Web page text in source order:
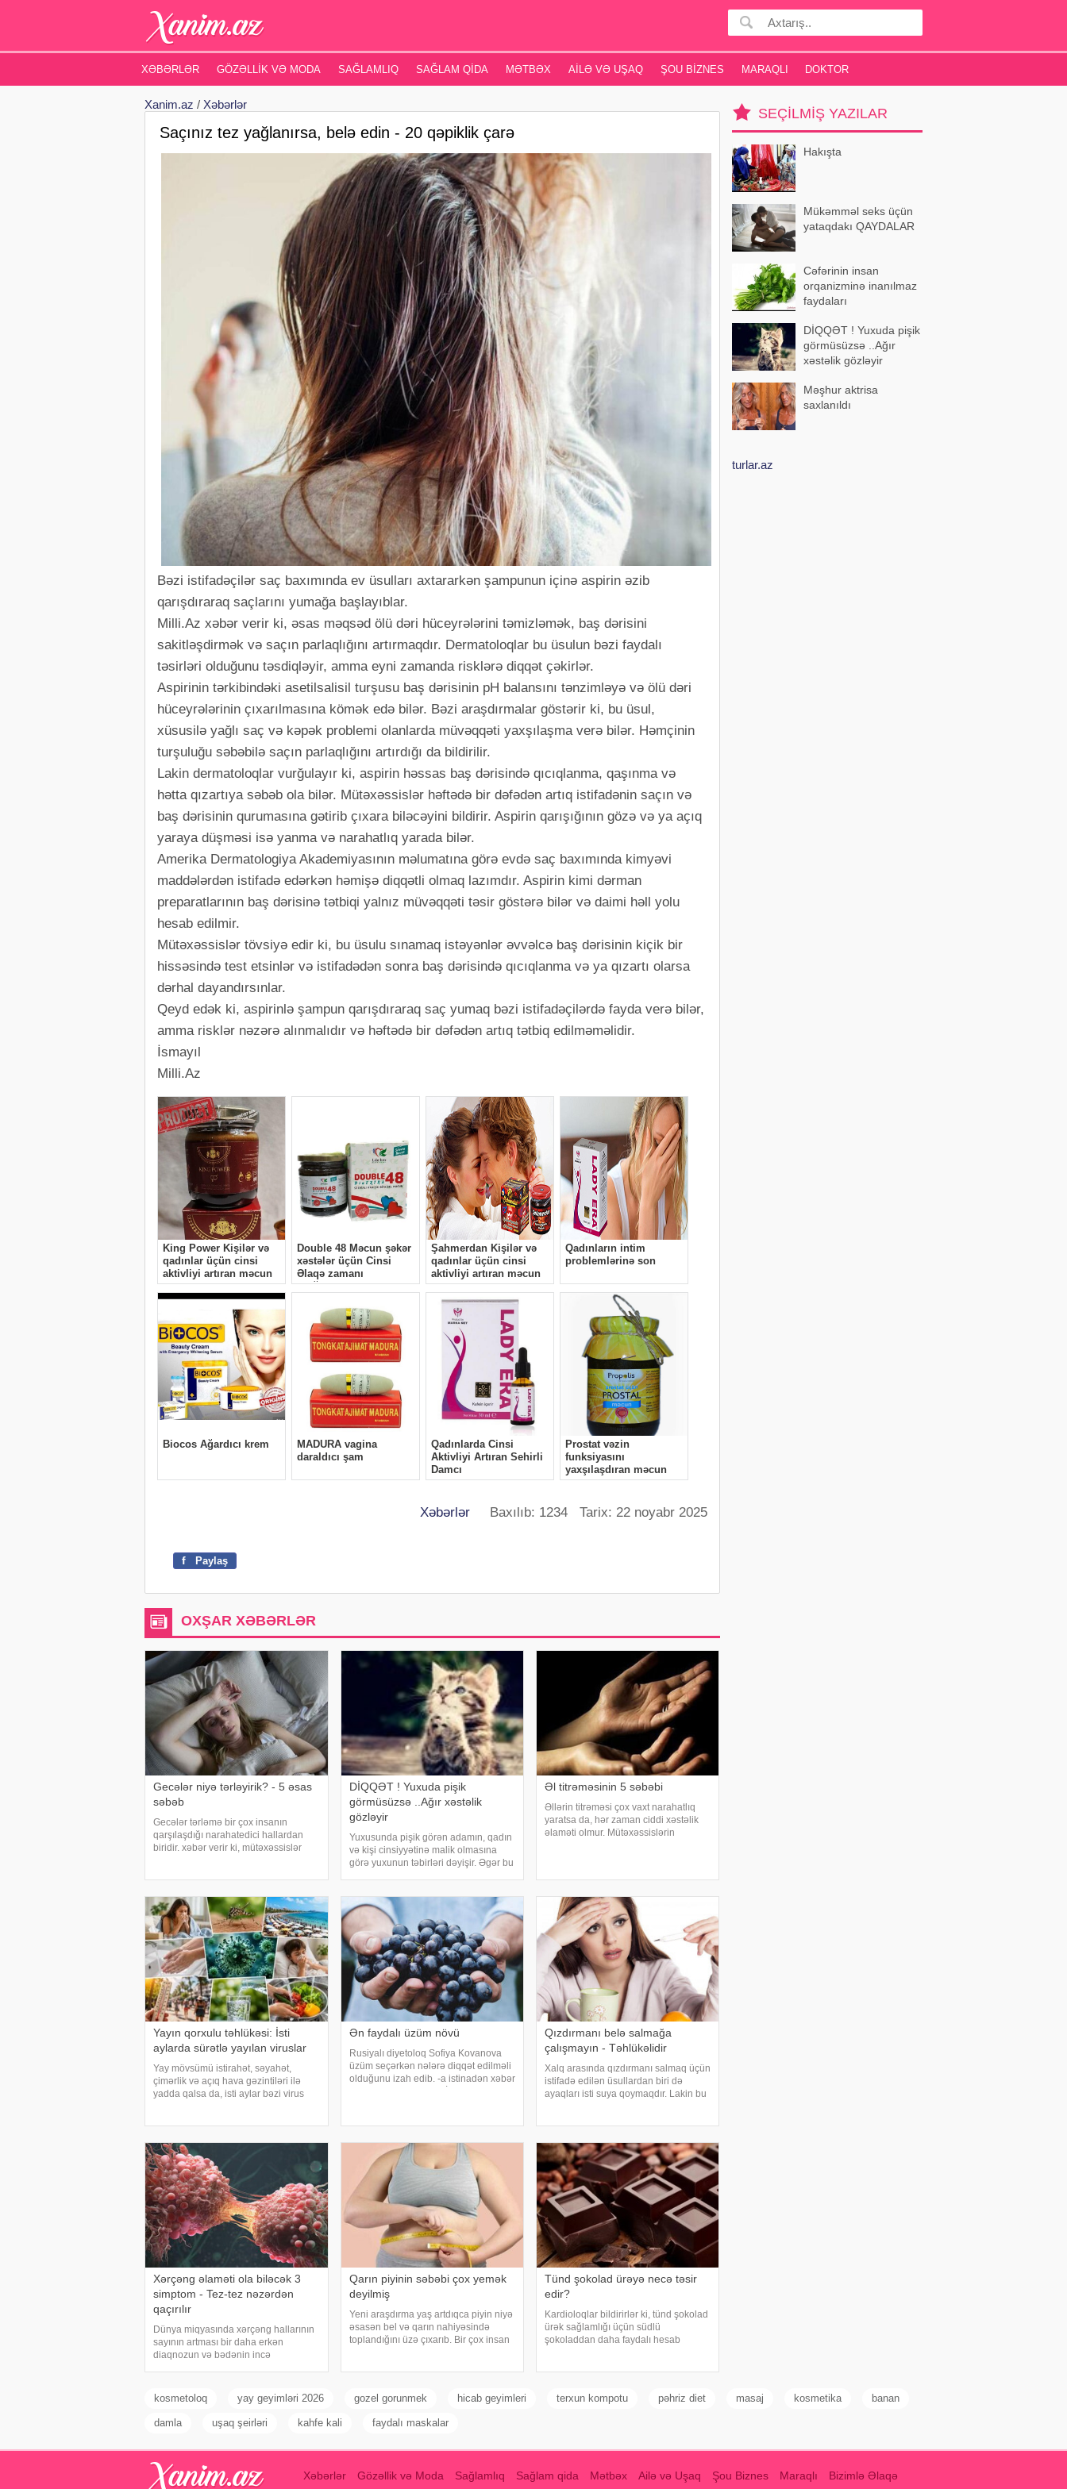
XƏBƏRLƏR GÖZƏLLIK VƏ MODA SAĞLAMLIQ SAĞLAM QIDA MƏTBƏX AILƏ VƏ UŞAQ ŞOU BIZNES MARAQLI DOKTOR
Xanim.az / Xəbərlər
Saçınız tez yağlanırsa, belə edin - 20 qəpiklik çarə
Bəzi istifadəçilər saç baxımında ev üsulları axtararkən şampunun içinə aspirin əzib
qarışdıraraq saçlarını yumağa başlayıblar.
Milli.Az xəbər verir ki, əsas məqsəd ölü dəri hüceyrələrini təmizləmək, baş dərisini
sakitləşdirmək və saçın parlaqlığını artırmaqdır. Dermatoloqlar bu üsulun bəzi faydalı
təsirləri olduğunu təsdiqləyir, amma eyni zamanda risklərə diqqət çəkirlər.
Aspirinin tərkibindəki asetilsalisil turşusu baş dərisinin pH balansını tənzimləyə və ölü dəri
hüceyrələrinin çıxarılmasına kömək edə bilər. Bəzi araşdırmalar göstərir ki, bu üsul,
xüsusilə yağlı saç və kəpək problemi olanlarda müvəqqəti yaxşılaşma verə bilər. Həmçinin
turşuluğu səbəbilə saçın parlaqlığını artırdığı da bildirilir.
Lakin dermatoloqlar vurğulayır ki, aspirin həssas baş dərisində qıcıqlanma, qaşınma və
hətta qızartıya səbəb ola bilər. Mütəxəssislər həftədə bir dəfədən artıq istifadənin saçın və
baş dərisinin qurumasına gətirib çıxara biləcəyini bildirir. Aspirin qarışığının gözə və ya açıq
yaraya düşməsi isə yanma və narahatlıq yarada bilər.
Amerika Dermatologiya Akademiyasının məlumatına görə evdə saç baxımında kimyəvi
maddələrdən istifadə edərkən həmişə diqqətli olmaq lazımdır. Aspirin kimi dərman
preparatlarının baş dərisinə tətbiqi yalnız müvəqqəti təsir göstərə bilər və daimi həll yolu
hesab edilmir.
Mütəxəssislər tövsiyə edir ki, bu üsulu sınamaq istəyənlər əvvəlcə baş dərisinin kiçik bir
hissəsində test etsinlər və istifadədən sonra baş dərisində qıcıqlanma və ya qızartı olarsa
dərhal dayandırsınlar.
Qeyd edək ki, aspirinlə şampun qarışdıraraq saç yumaq bəzi istifadəçilərdə fayda verə bilər,
amma risklər nəzərə alınmalıdır və həftədə bir dəfədən artıq tətbiq edilməməlidir.
İsmayıl
Milli.Az
Xəbərlər Baxılıb: 1234 Tarix: 22 noyabr 2025
f Paylaş
OXŞAR XƏBƏRLƏR
Gecələr niyə tərləyirik? - 5 əsas
səbəb
Gecələr tərləmə bir çox insanın
qarşılaşdığı narahatedici hallardan
biridir. xəbər verir ki, mütəxəssislər
əlamət
DİQQƏT ! Yuxuda pişik
görmüsüzsə ..Ağır xəstəlik
gözləyir
Yuxusunda pişik görən adamın, qadın
və kişi cinsiyyətinə malik olmasına
görə yuxunun təbirləri dəyişir. Əgər bu
şəxsiyyətə sahib olduğu, ətrafındak
Əl titrəməsinin 5 səbəbi
Əllərin titrəməsi çox vaxt narahatlıq
yaratsa da, hər zaman ciddi xəstəlik
əlaməti olmur. Mütəxəssislərin
mətbuatın
Yayın qorxulu təhlükəsi: İsti
aylarda sürətlə yayılan viruslar
Yay mövsümü istirahət, səyahət,
çimərlik və açıq hava gəzintiləri ilə
yadda qalsa da, isti aylar bəzi virus
Açıq havad
Ən faydalı üzüm növü
Rusiyalı diyetoloq Sofiya Kovanova
üzüm seçərkən nələrə diqqət edilməli
olduğunu izah edib. -a istinadən xəbər
sortlar
Qızdırmanı belə salmağa
çalışmayın - Təhlükəlidir
Xalq arasında qızdırmanı salmaq üçün
istifadə edilən üsullardan biri də
ayaqları isti suya qoymaqdır. Lakin bu
yüksə
Xərçəng əlaməti ola biləcək 3
simptom - Tez-tez nəzərdən
qaçırılır
Dünya miqyasında xərçəng hallarının
sayının artması bir daha erkən
diaqnozun və bədənin incə
Məşhur inancın əksinə olaraq,
xərçəng növləri həmişə ağı
Qarın piyinin səbəbi çox yemək
deyilmiş
Yeni araşdırma yaş artdıqca piyin niyə
əsasən bel və qarın nahiyəsində
toplandığını üzə çıxarıb. Bir çox insan
Tünd şokolad ürəyə necə təsir
edir?
Kardioloqlar bildirirlər ki, tünd şokolad
ürək sağlamlığı üçün südlü
şokoladdan daha faydalı hesab
SEÇILMIŞ YAZILAR
Hakışta
Mükəmməl seks üçün
yataqdakı QAYDALAR
Cəfərinin insan
orqanizminə inanılmaz
faydaları
DİQQƏT ! Yuxuda pişik
görmüsüzsə ..Ağır
xəstəlik gözləyir
Məşhur aktrisa
saxlanıldı
turlar.az
kosmetoloq yay geyimləri 2026 gozel gorunmek hicab geyimleri terxun kompotu pəhriz diet masaj kosmetika banan
damla uşaq şeirləri kahfe kali faydalı maskalar
Xəbərlər Gözəllik və Moda Sağlamlıq Sağlam qida Mətbəx Ailə və Uşaq Şou Biznes Maraqlı Bizimlə Əlaqə